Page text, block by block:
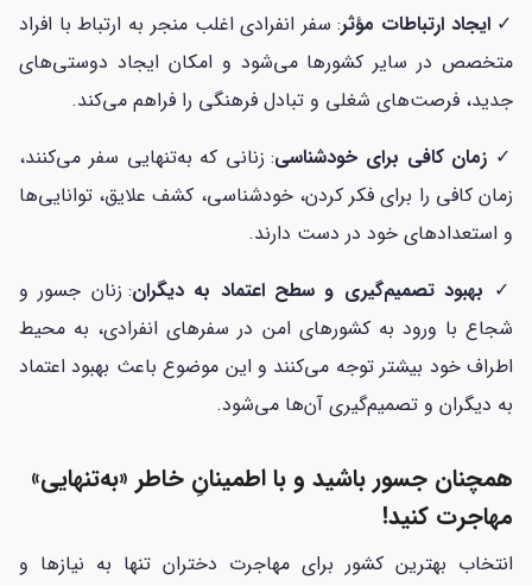
✓ایجاد ارتباطات مؤثر: سفر انفرادی اغلب منجر به ارتباط با افراد
متخصص در سایر کشورها می‌شود و امکان ایجاد دوستی‌های
جدید، فرصت‌های شغلی و تبادل فرهنگی را فراهم می‌کند.
✓ زمان کافی برای خودشناسی: زنانی که به‌تنهایی سفر می‌کنند،
زمان کافی را برای فکر کردن، خودشناسی، کشف علایق، توانایی‌ها
و استعدادهای خود در دست دارند.
✓ بهبود تصمیم‌گیری و سطح اعتماد به دیگران: زنان جسور و
شجاع با ورود به کشورهای امن در سفرهای انفرادی، به محیط
اطراف خود بیشتر توجه می‌کنند و این موضوع باعث بهبود اعتماد
به دیگران و تصمیم‌گیری آن‌ها می‌شود.
همچنان جسور باشید و با اطمینانِ خاطر «به‌تنهایی»
مهاجرت کنید!
انتخاب بهترین کشور برای مهاجرت دختران تنها به نیازها و